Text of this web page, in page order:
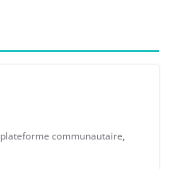
plateforme communautaire,